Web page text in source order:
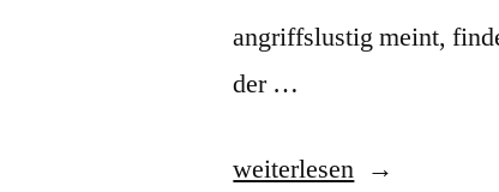
angriffslustig meint,
der …
„Technikoffensive“
weiterlesen